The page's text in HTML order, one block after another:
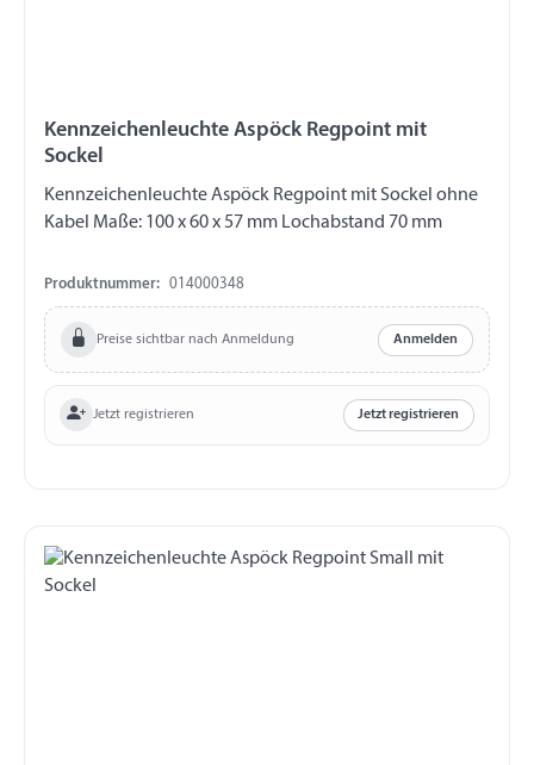
Kennzeichenleuchte Aspöck Regpoint mit
Sockel
Kennzeichenleuchte Aspöck Regpoint mit Sockel ohne
Kabel Maße: 100 x 60 x 57 mm Lochabstand 70 mm
Produktnummer: 014000348
Preise sichtbar nach Anmeldung Anmelden
Jetzt registrieren Jetzt registrieren